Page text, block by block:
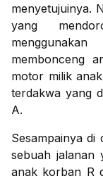
menyetujuinya.
yang
membonceng
motor milik
terdakwa yang
A.
Sesampainya
sebuah jalanan
anak korban R